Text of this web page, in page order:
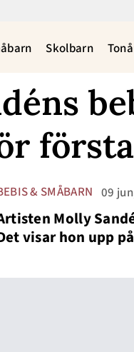
Skolbarn
& SMÅBARN 09
Molly
visar hon upp